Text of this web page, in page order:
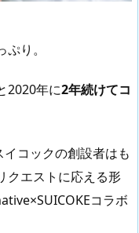
り。
2020年に2年続けてコ
コックの創設者はも
クエストに応える形
コラボ